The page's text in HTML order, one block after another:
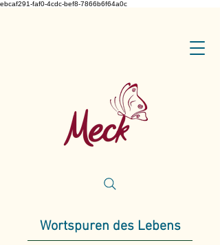
ebcaf291-faf0-4cdc-bef8-7866b6f64a0c
Wortspuren des Lebens